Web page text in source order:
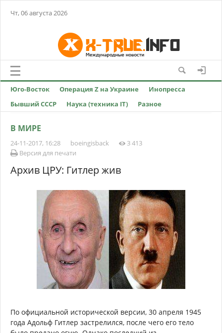
Чт, 06 августа 2026
Юго-Восток Операция Z на Украине
Инопресса
Бывший СССР
Наука (техника IT) Разное
В МИРЕ
24-11-2017, 16:28 boeingisback
3 413
Версия для печати
Архив ЦРУ: Гитлер жив
По официальной исторической версии, 30 апреля 1945
года Адольф Гитлер застрелился, после чего его тело